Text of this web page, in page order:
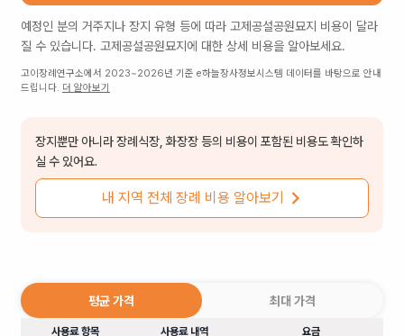
예정인 분의 거주지나 장지 유형 등에 따라 고제공설공원묘지 비용이 달라
질 수 있습니다. 고제공설공원묘지 에 대한 상세 비용을 알아보세요.
고이장례연구소에서 2023~2026년 기준 e하늘장사정보시스템 데이터를 바탕으로 안내
드립니다. 더 알아보기
장지뿐만 아니라 장례식장, 화장장 등의 비용이 포함된 비용도 확인하
실 수 있어요.
내 지역 전체 장례 비용 알아보기
평균 가격 최대 가격
사용료 항목 사용료 내역 요금